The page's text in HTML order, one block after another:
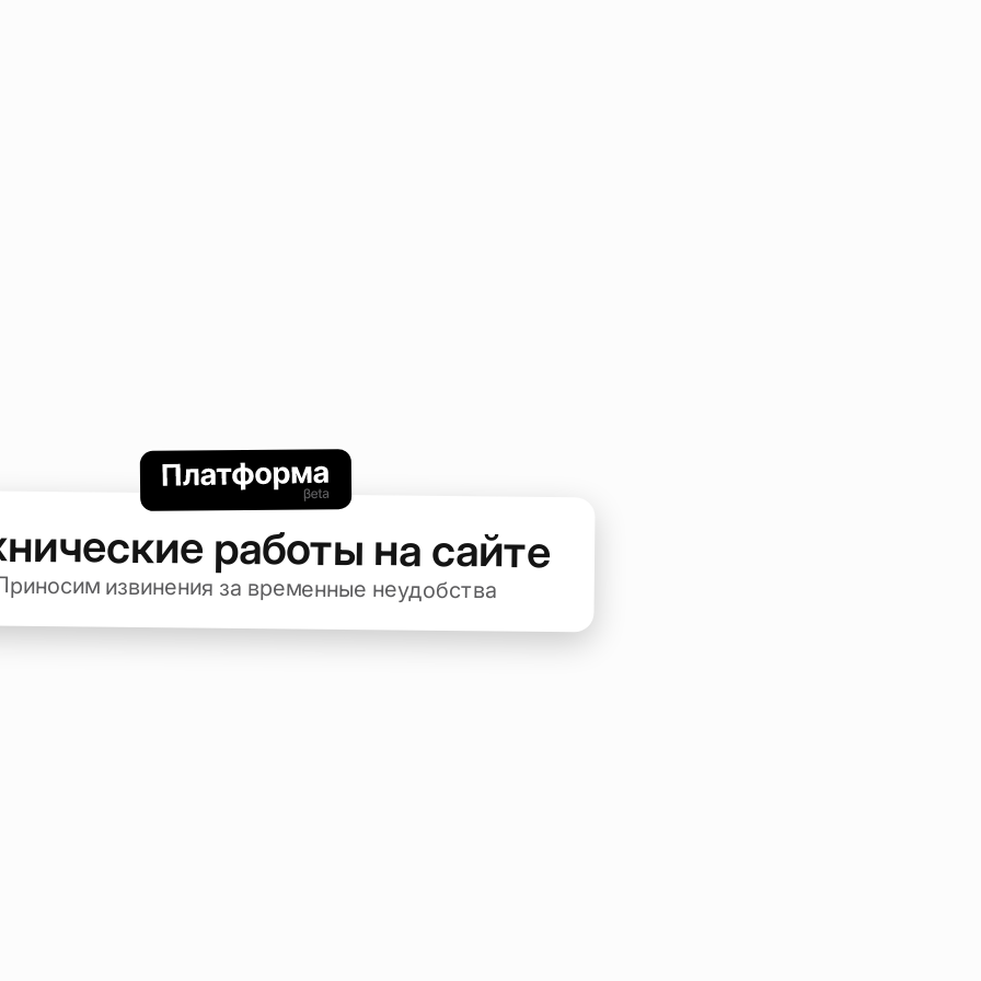
работы на сайте
извинения за временные неудобства